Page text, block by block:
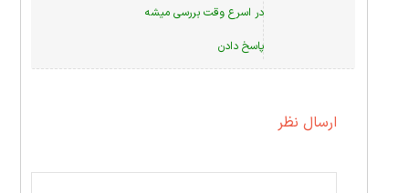
در اسرع وقت بررسی میشه
پاسخ دادن
ارسال نظر